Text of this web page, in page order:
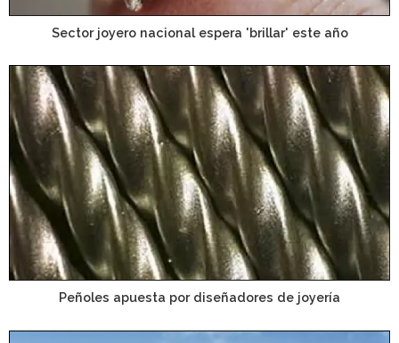
Sector joyero nacional espera 'brillar' este año
Peñoles apuesta por diseñadores de joyería